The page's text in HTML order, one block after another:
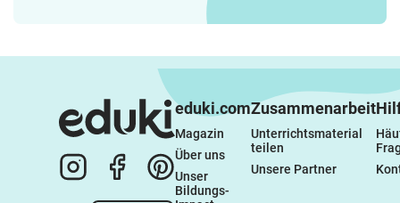
eduki.com
Magazin
Über uns
Unser
Bildungs-
Zusammenarbeit
Unterrichtsmaterial
teilen
Unsere Partner